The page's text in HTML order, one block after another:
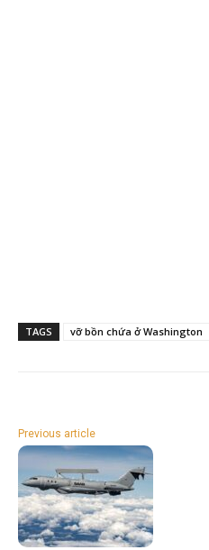
TAGS vỡ bồn chứa ở Washington
Previous article